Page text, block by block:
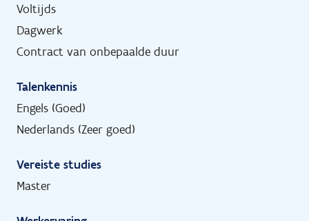
Voltijds
Dagwerk
Contract van onbepaalde duur
Talenkennis
Engels (Goed)
Nederlands (Zeer goed)
Vereiste studies
Master